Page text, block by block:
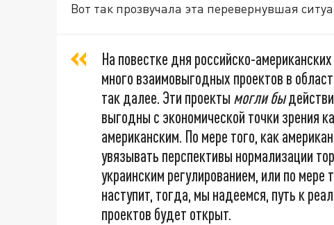
Вот так прозвучала эта перевернувшая
На повестке дня российско-
много взаимовыгодных проектов в
так далее. Эти проекты могли бы
выгодны с экономической точки зрения
американским. По мере того, как
увязывать перспективы нормализации
украинским регулированием, или по мере
наступит, тогда, мы надеемся, путь к
проектов будет открыт.